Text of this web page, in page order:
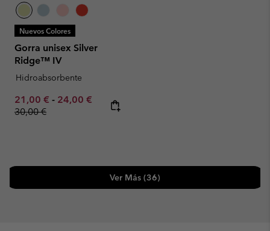
Nuevos Colores
Gorra unisex Silver
Ridge™ IV
Hidroabsorbente
Minimum sale price:
21,00 € - Maximum sale price:
24,00 € Regular price:
30,00 €
Ver Más (36)